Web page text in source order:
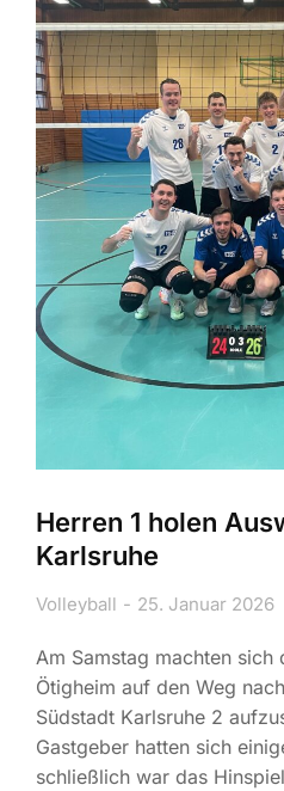
Herren 1 holen
Karlsruhe
Volleyball 25. Januar 2026
Am Samstag machten sich
Ötigheim auf den Weg
Südstadt Karlsruhe 2
Gastgeber hatten sich
schließlich war das